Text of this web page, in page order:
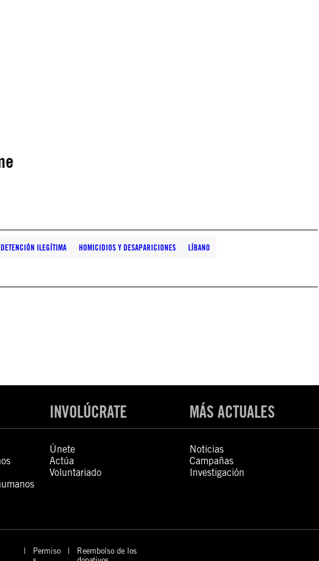
DETENCIÓN ILEGÍTIMA HOMICIDIOS Y DESAPARICIONES LÍBANO
INVOLÚCRATE
Únete
Actúa
Voluntariado
MÁS ACTUALES
Noticias
Campañas
Investigación
Permiso
Reembolso de los